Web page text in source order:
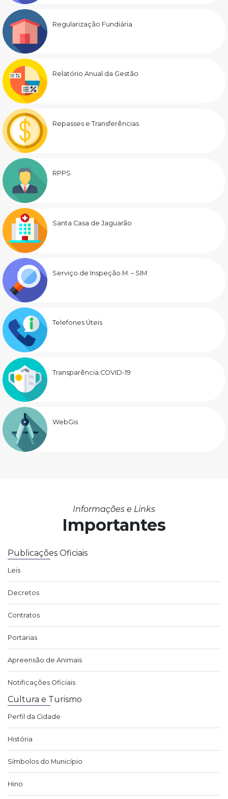
Regularização Fundiária
Relatório Anual da Gestão
Repasses e Transferências
RPPS
Santa Casa de Jaguarão
Serviço de Inspeção M. – SIM
Telefones Úteis
Transparência COVID-19
WebGis
Informações e Links
Importantes
Publicações Oficiais
Leis
Decretos
Contratos
Portarias
Apreensão de Animais
Notificações Oficiais
Cultura e Turismo
Perfil da Cidade
História
Símbolos do Município
Hino